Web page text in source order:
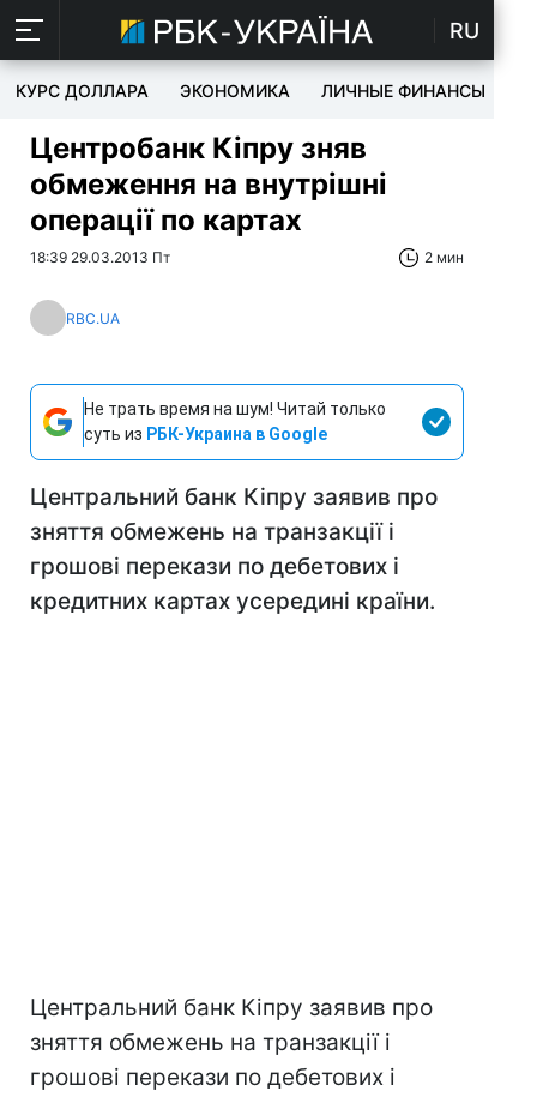
RU
КУРС ДОЛЛАРА ЭКОНОМИКА ЛИЧНЫЕ ФИНАНСЫ
Центробанк Кіпру зняв
обмеження на внутрішні
операції по картах
18:39 29.03.2013 Пт 2 мин
RBC.UA
Не трать время на шум! Читай только
суть из РБК-Украина в Google
Центральний банк Кіпру заявив про
зняття обмежень на транзакції і
грошові перекази по дебетових і
кредитних картах усередині країни.
Центральний банк Кіпру заявив про
зняття обмежень на транзакції і
грошові перекази по дебетових і